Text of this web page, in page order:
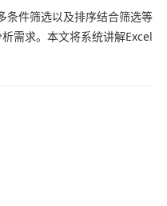
条件筛选以及排序结合筛选等
需求。本文将系统讲解Excel